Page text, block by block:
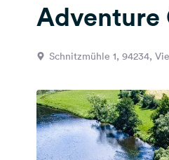
Adventure
Schnitzmühle 1, 94234,